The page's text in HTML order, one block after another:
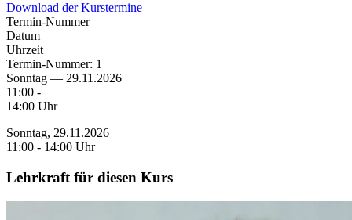
Download der Kurstermine
Termin-Nummer
Datum
Uhrzeit
Termin-Nummer: 1
Sonntag — 29.11.2026
11:00 -
14:00 Uhr
Sonntag, 29.11.2026
11:00 - 14:00 Uhr
Lehrkraft für diesen Kurs